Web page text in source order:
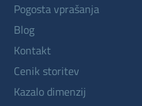
pogosta vprašanja
blog
kontakt
cenik storitev
kazalo dimenzij